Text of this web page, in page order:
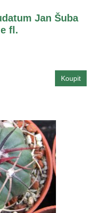
Jan Šuba
fl.